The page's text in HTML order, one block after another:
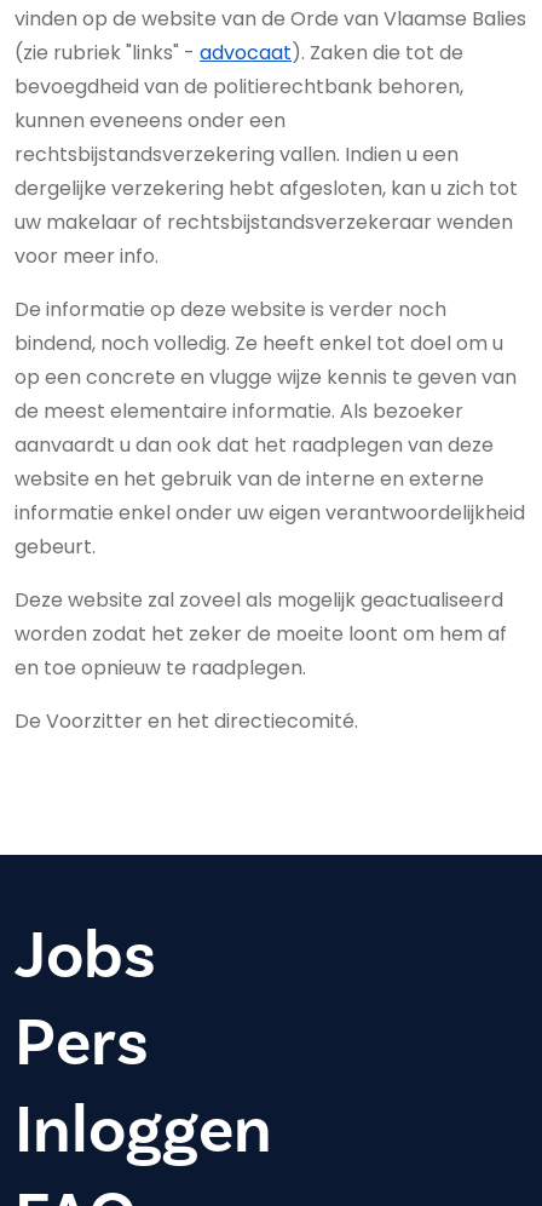
vinden op de website van de Orde van Vlaamse Balies
(zie rubriek "links" - advocaat). Zaken die tot de
bevoegdheid van de politierechtbank behoren,
kunnen eveneens onder een
rechtsbijstandsverzekering vallen. Indien u een
dergelijke verzekering hebt afgesloten, kan u zich tot
uw makelaar of rechtsbijstandsverzekeraar wenden
voor meer info.
De informatie op deze website is verder noch
bindend, noch volledig. Ze heeft enkel tot doel om u
op een concrete en vlugge wijze kennis te geven van
de meest elementaire informatie. Als bezoeker
aanvaardt u dan ook dat het raadplegen van deze
website en het gebruik van de interne en externe
informatie enkel onder uw eigen verantwoordelijkheid
gebeurt.
Deze website zal zoveel als mogelijk geactualiseerd
worden zodat het zeker de moeite loont om hem af
en toe opnieuw te raadplegen.
De Voorzitter en het directiecomité.
Jobs
Pers
Inloggen